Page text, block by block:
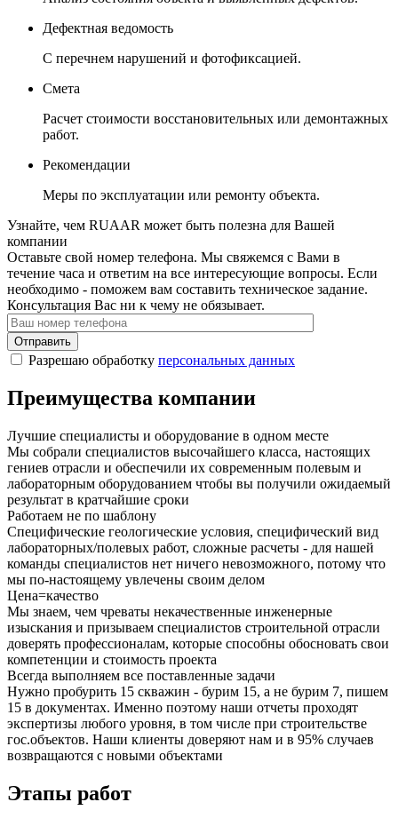
Дефектная ведомость
С перечнем нарушений и фотофиксацией.
Смета
Расчет стоимости восстановительных или демонтажных
работ.
Рекомендации
Меры по эксплуатации или ремонту объекта.
Узнайте, чем RUAAR может быть полезна для Вашей
компании
Оставьте свой номер телефона. Мы свяжемся с Вами в
течение часа и ответим на все интересующие вопросы. Если
необходимо - поможем вам составить техническое задание.
Консультация Вас ни к чему не обязывает.
Отправить
Разрешаю обработку персональных данных
Преимущества компании
Лучшие специалисты и оборудование в одном месте
Мы собрали специалистов высочайшего класса, настоящих
гениев отрасли и обеспечили их современным полевым и
лабораторным оборудованием чтобы вы получили ожидаемый
результат в кратчайшие сроки
Работаем не по шаблону
Специфические геологические условия, специфический вид
лабораторных/полевых работ, сложные расчеты - для нашей
команды специалистов нет ничего невозможного, потому что
мы по-настоящему увлечены своим делом
Цена=качество
Мы знаем, чем чреваты некачественные инженерные
изыскания и призываем специалистов строительной отрасли
доверять профессионалам, которые способны обосновать свои
компетенции и стоимость проекта
Всегда выполняем все поставленные задачи
Нужно пробурить 15 скважин - бурим 15, а не бурим 7, пишем
15 в документах. Именно поэтому наши отчеты проходят
экспертизы любого уровня, в том числе при строительстве
гос.объектов. Наши клиенты доверяют нам и в 95% случаев
возвращаются с новыми объектами
Этапы работ